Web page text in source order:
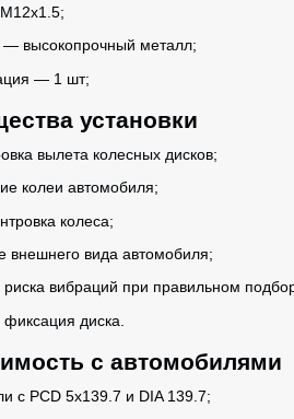
высокопрочный металл;
— 1 шт;
установки
вылета колесных дисков;
колеи автомобиля;
колеса;
внешнего вида автомобиля;
вибраций при правильном
диска.
с автомобилями
с PCD 5x139.7 и DIA 139.7;